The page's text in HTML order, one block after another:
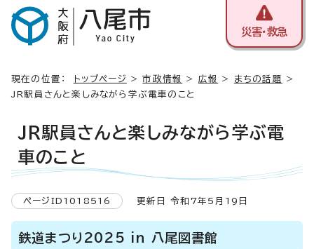
災害・救急
現在の位置： トップページ >市政情報 > 広報 > まちの話題
>
JR駅員さんと楽しみながら学ぶ電車のこと
JR駅員さんと楽しみながら学ぶ電
車のこと
ページID1018516 更新日 令和7年5月19日
鉄道まつり2025 in 八尾図書館